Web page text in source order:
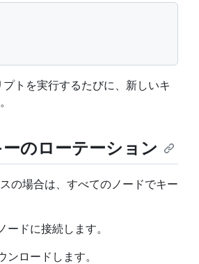
トを実行するたびに、新しいキ
のローテーション
の場合は、すべてのノードでキー
ドに接続します。
ロードします。